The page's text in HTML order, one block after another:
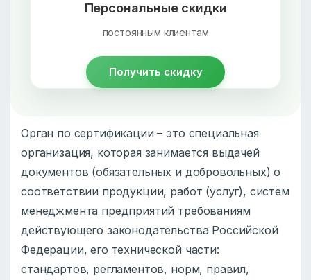
Персональные скидки
постоянным клиентам
Получить скидку
Орган по сертификации – это специальная
организация, которая занимается выдачей
документов (обязательных и добровольных) о
соответствии продукции, работ (услуг), систем
менеджмента предприятий требованиям
действующего законодательства Российской
Федерации, его технической части:
стандартов, регламентов, норм, правил,